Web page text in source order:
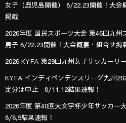
女子（鹿児島開催） 8/22.23開催！大会
掲載
2026年度 国民スポーツ大会 第46回九
男子 8/22.23開催！大会概要・組合せ掲
2026 KYFA 第29回九州女子サッカーリ
KYFA インディペンデンスリーグ九州
定分は中止 8/11.12結果速報！
2026年度 第40回大文字杯少年サッカー
8/8,9結果速報！